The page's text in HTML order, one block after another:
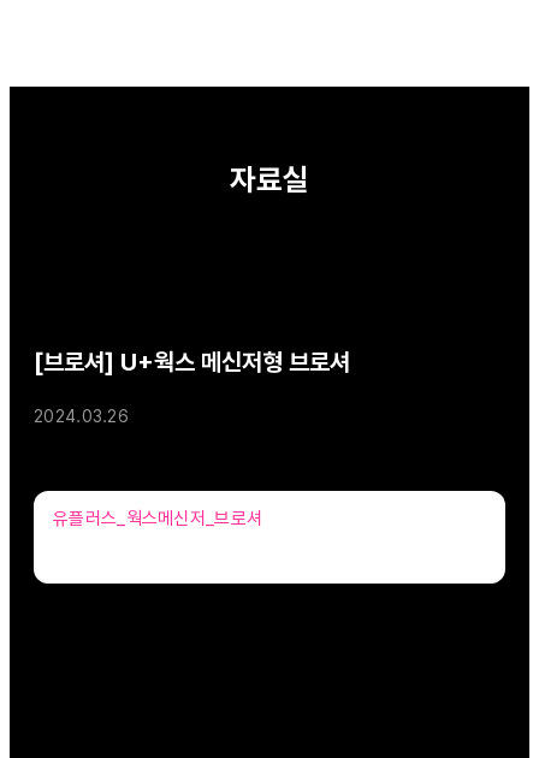
자료실
[브로셔] U+웍스 메신저형 브로셔
2024.03.26
유플러스_웍스메신저_브로셔